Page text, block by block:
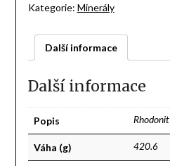
Kategorie: Minerály
Další informace
Další informace
Popis Rhodonit
Váha (g) 420.6